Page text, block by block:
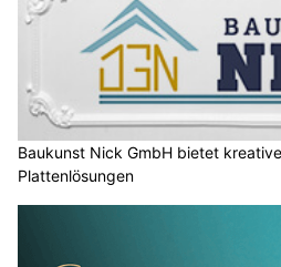
Baukunst Nick GmbH bietet
Plattenlösungen